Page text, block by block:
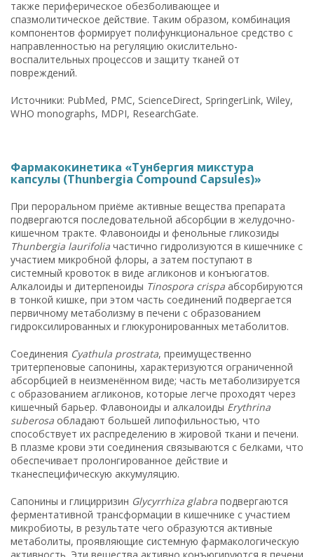
также периферическое обезболивающее и
спазмолитическое действие. Таким образом, комбинация
компонентов формирует полифункциональное средство с
направленностью на регуляцию окислительно-
воспалительных процессов и защиту тканей от
повреждений.
Источники: PubMed, PMC, ScienceDirect, SpringerLink, Wiley,
WHO monographs, MDPI, ResearchGate.
Фармакокинетика «Тунбергия микстура
капсулы (Thunbergia Compound Capsules)»
При пероральном приёме активные вещества препарата
подвергаются последовательной абсорбции в желудочно-
кишечном тракте. Флавоноиды и фенольные гликозиды
Thunbergia laurifolia частично гидролизуются в кишечнике с
участием микробной флоры, а затем поступают в
системный кровоток в виде агликонов и конъюгатов.
Алкалоиды и дитерпеноиды Tinospora crispa абсорбируются
в тонкой кишке, при этом часть соединений подвергается
первичному метаболизму в печени с образованием
гидроксилированных и глюкуронированных метаболитов.
Соединения Cyathula prostrata, преимущественно
тритерпеновые сапонины, характеризуются ограниченной
абсорбцией в неизменённом виде; часть метаболизируется
с образованием агликонов, которые легче проходят через
кишечный барьер. Флавоноиды и алкалоиды Erythrina
suberosa обладают большей липофильностью, что
способствует их распределению в жировой ткани и печени.
В плазме крови эти соединения связываются с белками, что
обеспечивает пролонгированное действие и
тканеспецифическую аккумуляцию.
Сапонины и глицирризин Glycyrrhiza glabra подвергаются
ферментативной трансформации в кишечнике с участием
микробиоты, в результате чего образуются активные
метаболиты, проявляющие системную фармакологическую